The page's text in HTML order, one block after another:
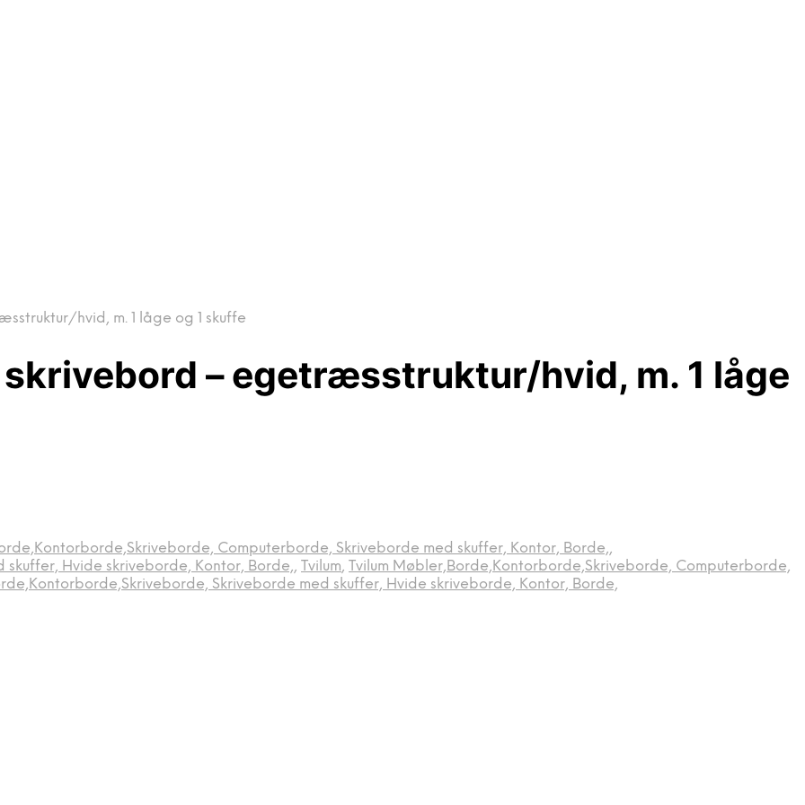
hvid, m. 1 låge og 1 skuffe
skrivebord – egetræsstruktur/hvid, m. 1 låge
Computerborde, Skriveborde med skuffer, Kontor, Borde,,
Hvide skriveborde, Kontor, Borde,, Tvilum, Tvilum Møbler,Borde,Kontorborde,Skriveborde, Computerborde,
Skriveborde med skuffer, Hvide skriveborde, Kontor, Borde,